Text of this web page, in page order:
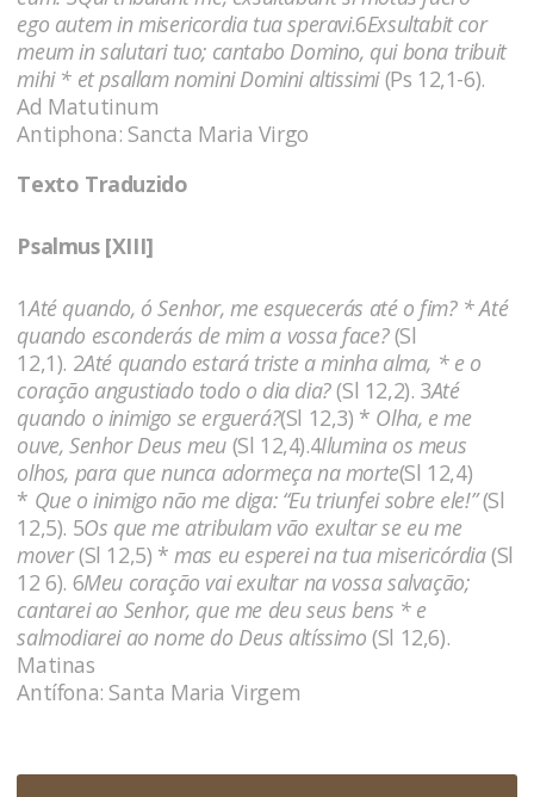
ego autem in misericordia tua speravi.6Exsultabit cor
meum in salutari tuo; cantabo Domino, qui bona tribuit
mihi * et psallam nomini Domini altissimi(Ps 12,1-6).
Ad Matutinum
Antiphona: Sancta Maria Virgo
Texto Traduzido
Psalmus [XIII]
1Até quando, ó Senhor, me esquecerás até o fim? * Até
quando esconderás de mim a vossa face?(Sl
12,1). 2Até quando estará triste a minha alma, * e o
coração angustiado todo o dia dia?(Sl 12,2). 3Até
quando o inimigo se erguerá?(Sl 12,3) * Olha, e me
ouve, Senhor Deus meu (Sl 12,4).4Ilumina os meus
olhos, para que nunca adormeça na morte(Sl 12,4)
* Que o inimigo não me diga: “Eu triunfei sobre ele!”(Sl
12,5). 5Os que me atribulam vão exultar se eu me
mover(Sl 12,5) * mas eu esperei na tua misericórdia(Sl
12 6). 6Meu coração vai exultar na vossa salvação;
cantarei ao Senhor, que me deu seus bens * e
salmodiarei ao nome do Deus altíssimo(Sl 12,6).
Matinas
Antífona: Santa Maria Virgem